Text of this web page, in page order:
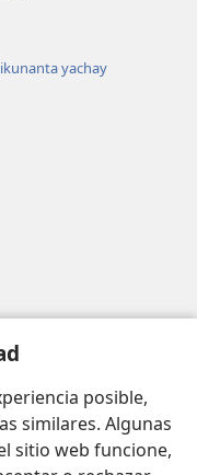
posible,
similares. Algunas
sitio web funcione,
yachay